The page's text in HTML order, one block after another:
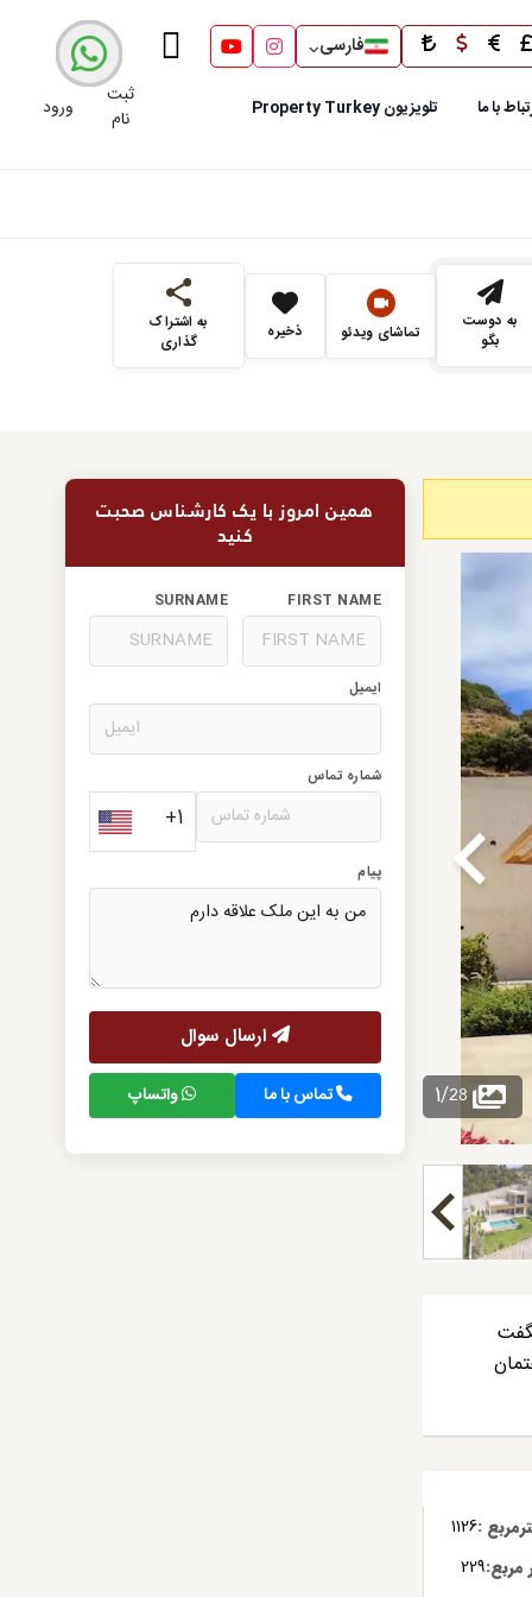
فارسی
با ما تلویزیون Property Turkey
ثبت
نام
ورود
به دوست
بگو
تماشای ویدئو ذخیره
به اشتراک
گذاری
1/28
:
1126
مربع:229
همین امروز با یک کارشناس صحبت
کنید
FIRST NAME
SURNAME
ایمیل
شماره تماس
+1
پیام
تماس با ما واتساپ